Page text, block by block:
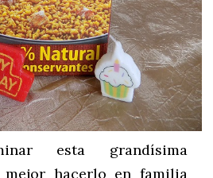
esta grandísima
mejor hacerlo en familia